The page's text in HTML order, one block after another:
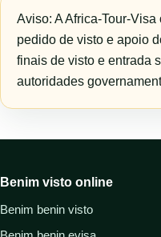
Aviso: A Africa-Tour-
pedido de visto e apoio
finais de visto e entrada
autoridades
Benim visto online
Benim benin visto